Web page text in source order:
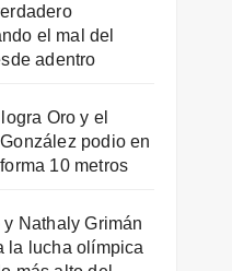
el mal del
adentro
Oro y el
podio en
10 metros
Nathaly Grimán
la lucha olímpica